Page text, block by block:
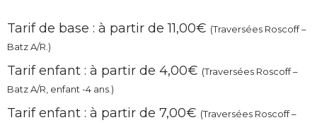
Tarif de base : à partir de 11,00€ (Traversées Roscoff –
Batz A/R.)
Tarif enfant : à partir de 4,00€ (Traversées Roscoff –
Batz A/R, enfant -4 ans.)
Tarif enfant : à partir de 7,00€ (Traversées Roscoff –